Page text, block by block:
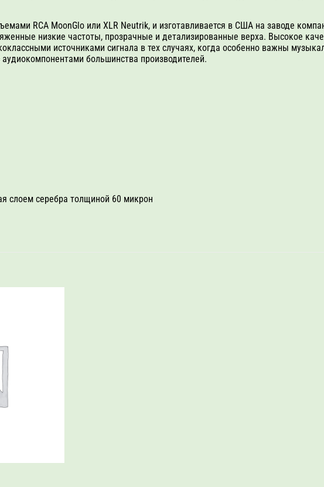
RCA MoonGlo или XLR Neutrik, и изготавливается в США на заводе
низкие частоты, прозрачные и детализированные верха. Высокое
источниками сигнала в тех случаях, когда особенно важны
большинства производителей.
слоем серебра толщиной 60 микрон